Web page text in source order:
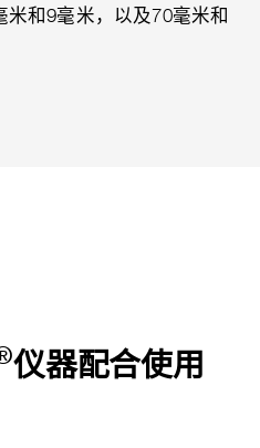
和9毫米，以及70毫米和
仪器配合使用